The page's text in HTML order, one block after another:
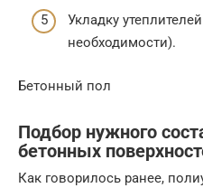
Укладку
необходимости).
Бетонный пол
Подбор нужного
бетонных
Как говорилось ранее,